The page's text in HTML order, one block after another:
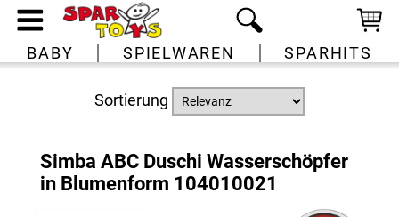
BABY SPIELWAREN SPARHITS
Sortierung
Simba ABC Duschi Wasserschöpfer
in Blumenform 104010021